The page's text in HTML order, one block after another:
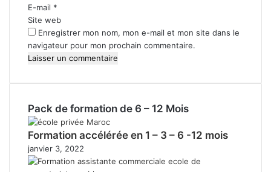
r
e
*
E-mail *
Site web
Enregistrer mon nom, mon e-mail et mon site dans le
navigateur pour mon prochain commentaire.
Pack de formation de 6 – 12 Mois
Formation accélérée en 1 – 3 – 6 -12 mois
janvier 3, 2022